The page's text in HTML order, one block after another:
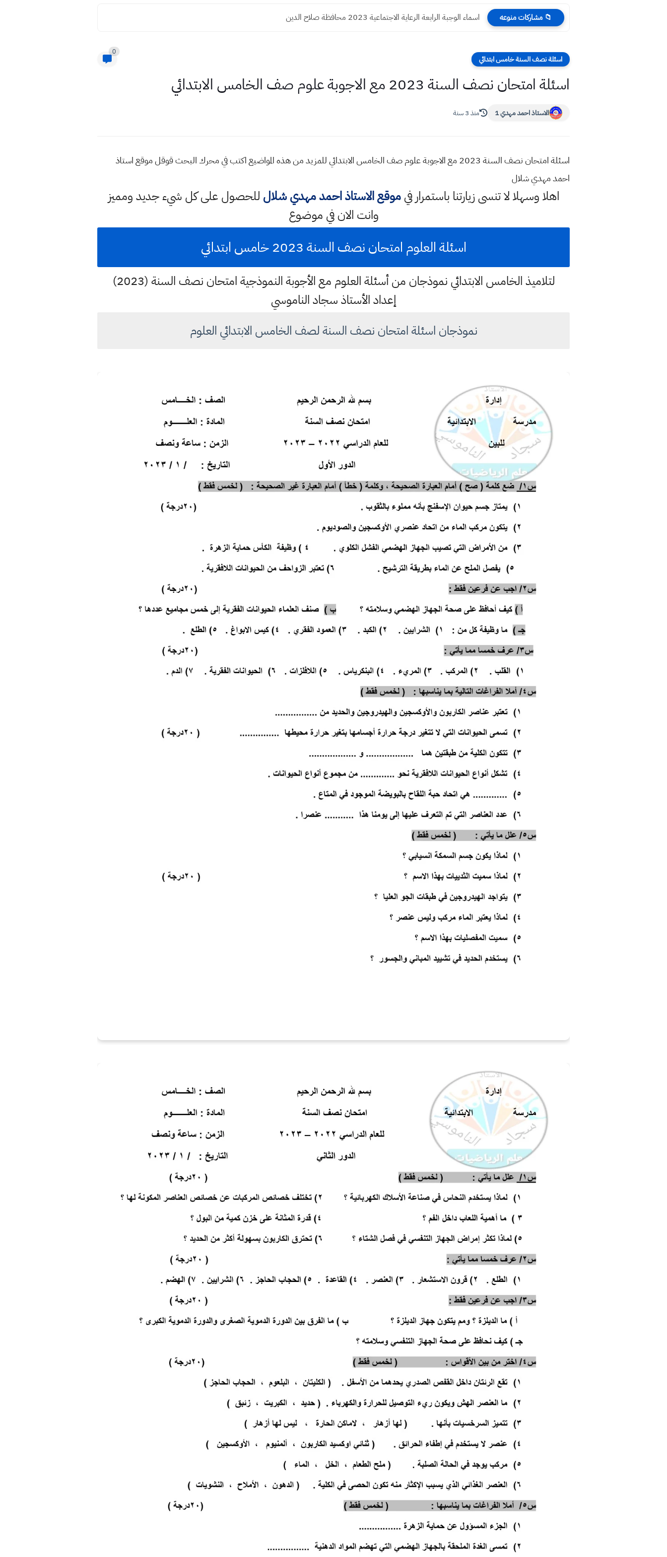
📁 مشاركات منوعه اسماء الوجبة الرابعة الرعاية الاجتماعية 2023 محافظة صلاح الدين
اسئلة نصف السنة خامس ابتدائي
0
اسئلة امتحان نصف السنة 2023 مع الاجوبة علوم صف الخامس الابتدائي
الاستاذ احمد مهدي 1 منذ 3 سنة
اسئلة امتحان نصف السنة 2023 مع الاجوبة علوم صف الخامس الابتدائي للمزيد من هذه المواضيع اكتب في محرك البحث قوقل موقع استاذ
احمد مهدي شلال
اهلا وسهلالا تنسى زيارتنا باستمرار فيموقع الاستاذ احمد مهدي شلال للحصول على كل شيء جديد ومميز
وانت الان في موضوع
اسئلة العلوم امتحان نصف السنة 2023 خامس ابتدائي
لتلاميذ الخامس الابتدائي نموذجان من أسئلة العلوم مع الأجوبة النموذجية امتحان نصف السنة (2023)
إعداد الأستاذ سجاد الناموسي
نموذجان اسئلة امتحان نصف السنة لصف الخامس الابتدائي العلوم